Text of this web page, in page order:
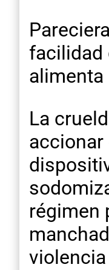
facilidad
alimenta
La
accionar
régimen